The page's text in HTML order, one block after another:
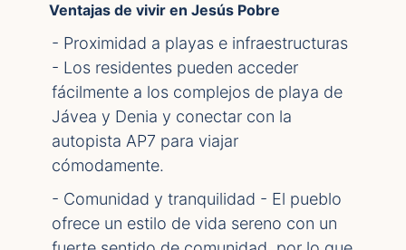
Ventajas de vivir en Jesús Pobre
- Proximidad a playas e infraestructuras
- Los residentes pueden acceder
fácilmente a los complejos de playa de
Jávea y Denia y conectar con la
autopista AP7 para viajar
cómodamente.
- Comunidad y tranquilidad - El pueblo
ofrece un estilo de vida sereno con un